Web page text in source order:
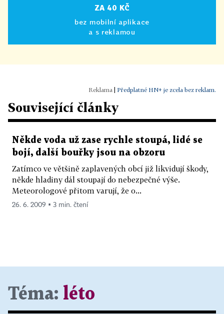
ZA 40 KČ
bez mobilní aplikace
a s reklamou
Předplatné HN+ je zcela bez reklam.
Související články
Někde voda už zase rychle stoupá, lidé se
bojí, další bouřky jsou na obzoru
Zatímco ve většině zaplavených obcí již likvidují škody,
někde hladiny dál stoupají do nebezpečné výše.
Meteorologové přitom varují, že o...
26. 6. 2009 ▪ 3 min. čtení
Téma: léto